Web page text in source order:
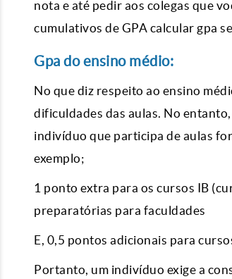
nota e até pedir aos colegas que
cumulativos de GPA calcular gpa
Gpa do ensino médio:
No que diz respeito ao ensino
dificuldades das aulas. No
indivíduo que participa de aulas
exemplo;
1 ponto extra para os cursos IB
preparatórias para faculdades
E, 0,5 pontos adicionais para
Portanto, um indivíduo exige a